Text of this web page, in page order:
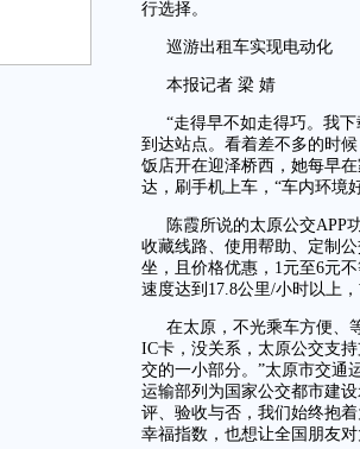
行选择。
巡游出租车实现电动化
本报记者 梁 婧
“走得早不如走得巧。我
到达站点。看着差不多的时
饭店开在迎泽桥西，她每早
达，刷手机上车，“车内环境
陈霞所说的太原公交APP
收藏线路、使用帮助、定制
坐，且价格优惠，1元至6元
速度达到17.8公里/小时以上，
在太原，不光乘车方便、
IC卡，没关系，太原公交支
交的一小部分。”太原市交通
运输部列为国家公交都市建
评、验收与否，我们始终抱
幸福指数，也想让全国朋友